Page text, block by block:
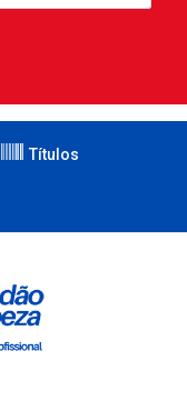
Títulos